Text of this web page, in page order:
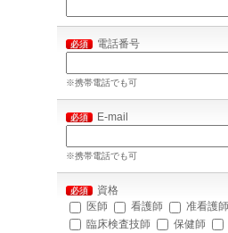
必須 電話番号
※携帯電話でも可
必須 E-mail
※携帯電話でも可
必須
資格
医師
看護師
准看護師
臨床検査技師
保健師